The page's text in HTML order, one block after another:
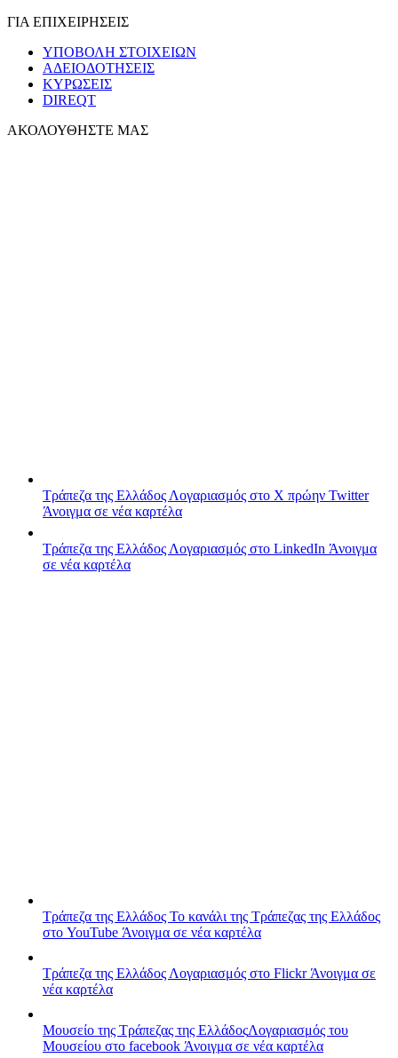
ΓΙΑ ΕΠΙΧΕΙΡΗΣΕΙΣ
ΥΠΟΒΟΛΗ ΣΤΟΙΧΕΙΩΝ
ΑΔΕΙΟΔΟΤΗΣΕΙΣ
ΚΥΡΩΣΕΙΣ
DIREQT
ΑΚΟΛΟΥΘΗΣΤΕ ΜΑΣ
Τράπεζα της Ελλάδος Λογαριασμός στο X πρώην Twitter
Άνοιγμα σε νέα καρτέλα
Τράπεζα της Ελλάδος Λογαριασμός στο LinkedIn Άνοιγμα
σε νέα καρτέλα
Τράπεζα της Ελλάδος Το κανάλι της Τράπεζας της Ελλάδος
στο YouTube Άνοιγμα σε νέα καρτέλα
Τράπεζα της Ελλάδος Λογαριασμός στο FlickrΆνοιγμα σε
νέα καρτέλα
Μουσείο της Τράπεζας της ΕλλάδοςΛογαριασμός του
Μουσείου στο facebook Άνοιγμα σε νέα καρτέλα